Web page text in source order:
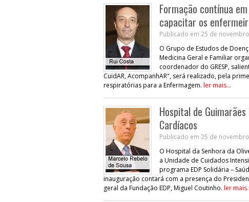
Formação contínua
capacitar os
Publicado em 25 de
O Grupo de Estudos de
Medicina Geral e Familiar
coordenador do GRESP,
CuidAR, AcompanhAR", será realizado, pela
respiratórias para a Enfermagem. ler mais...
Hospital de
Cardíacos
Publicado em 25 de
O Hospital da Senhora da
a Unidade de Cuidados
programa EDP Solidária –
inauguração contará com a presença do
geral da Fundação EDP, Miguel Coutinho. ler